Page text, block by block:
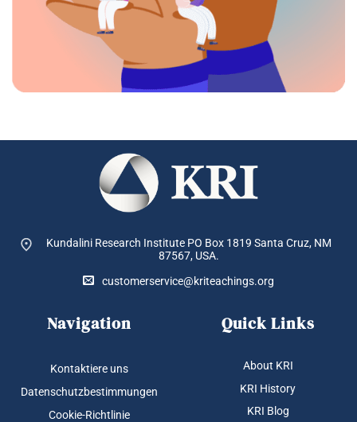
Kundalini Research Institute PO Box 1819 Santa Cruz, NM
87567, USA.
customerservice@kriteachings.org
Navigation
Kontaktiere uns
Datenschutzbestimmungen
Cookie-Richtlinie
Quick Links
About KRI
KRI History
KRI Blog